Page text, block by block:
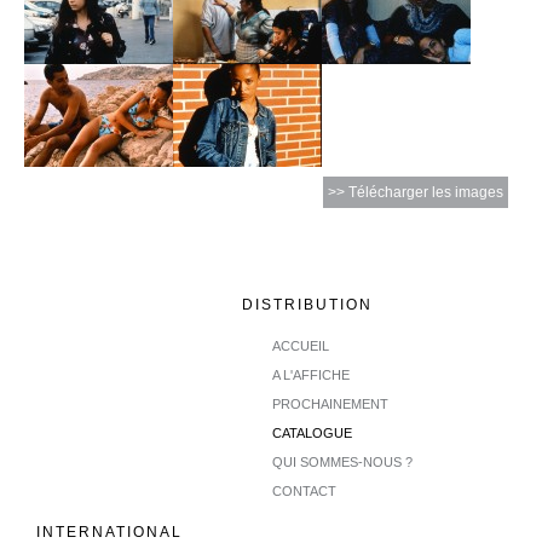
>> Télécharger les images
DISTRIBUTION
ACCUEIL
A L'AFFICHE
PROCHAINEMENT
CATALOGUE
QUI SOMMES-NOUS ?
CONTACT
INTERNATIONAL